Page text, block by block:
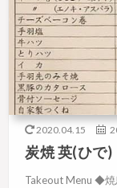
2020.04.15
炭焼 英(ひで)
Takeout Menu ◆焼